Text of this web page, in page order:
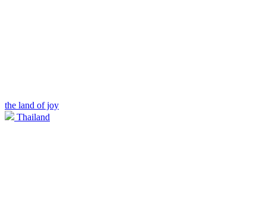
the land of joy
Thailand